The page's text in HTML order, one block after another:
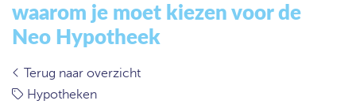
waarom je moet kiezen voor de
Neo Hypotheek
Terug naar overzicht
Hypotheken